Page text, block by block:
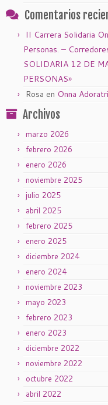
Comentarios
II Carrera Solidaria
Personas. –
SOLIDARIA 12 DE
PERSONAS»
Rosa en Onna
Archivos
marzo 2026
febrero 2026
enero 2026
noviembre 2025
julio 2025
abril 2025
febrero 2025
enero 2025
diciembre 2024
enero 2024
noviembre 2023
mayo 2023
febrero 2023
enero 2023
diciembre 2022
noviembre 2022
octubre 2022
abril 2022